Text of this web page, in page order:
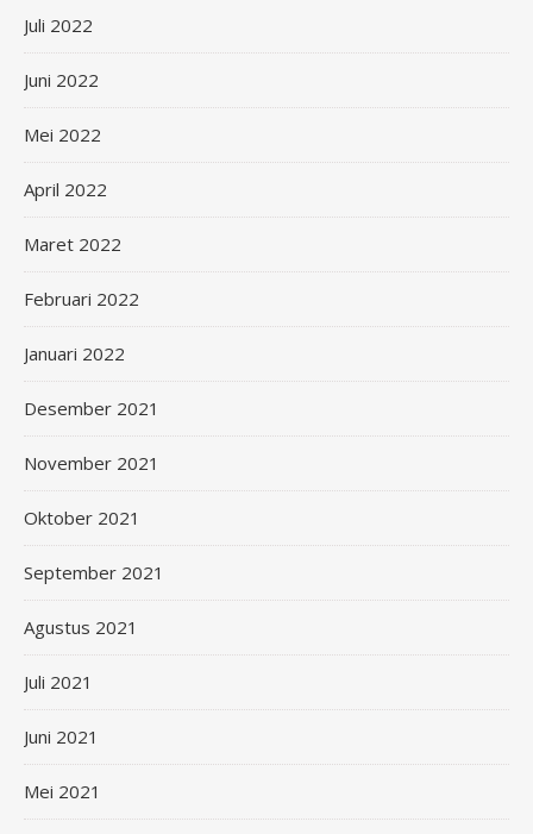
Juli 2022
Juni 2022
Mei 2022
April 2022
Maret 2022
Februari 2022
Januari 2022
Desember 2021
November 2021
Oktober 2021
September 2021
Agustus 2021
Juli 2021
Juni 2021
Mei 2021